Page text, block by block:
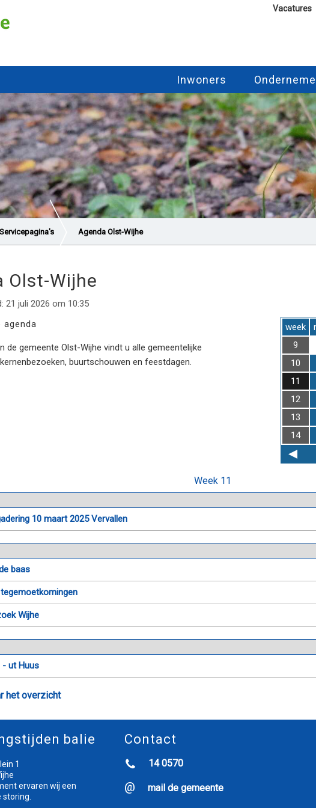
Vacatures
Inwoners
Servicepagina's Agenda Olst-Wijhe
Olst-Wijhe
21 juli 2026 om 10:35
agenda
de gemeente Olst-Wijhe vindt u alle gemeentelijke
buurtschouwen en feestdagen.
week
9
10
11
12
13
14
Week 11
10 maart 2025 Vervallen
baas
Wijhe
- ut Huus
het overzicht
balie
1
ervaren wij een
Contact
14 0570
mail de gemeente